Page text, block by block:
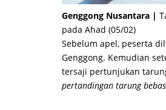
Genggong Nusantara |
pada Ahad (05/02)
Sebelum apel, peserta
Genggong. Kemudian
tersaji pertunjukan
pertandingan tarung